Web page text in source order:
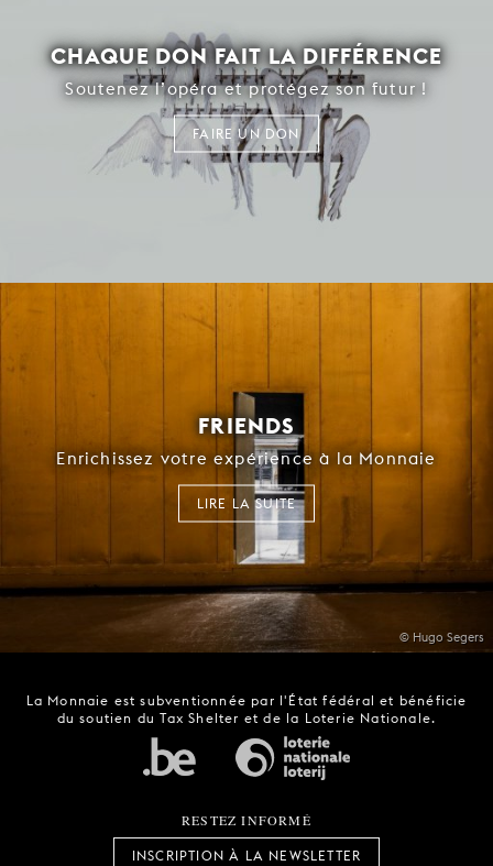
CHAQUE DON FAIT LA DIFFÉRENCE
Soutenez l’opéra et protégez son futur !
FAIRE UN DON
© Hugo Segers
FRIENDS
Enrichissez votre expérience à la Monnaie
LIRE LA SUITE
La Monnaie est subventionnée par l'État fédéral et bénéficie
du soutien du Tax Shelter et de la Loterie Nationale.
RESTEZ INFORMÉ
INSCRIPTION À LA NEWSLETTER